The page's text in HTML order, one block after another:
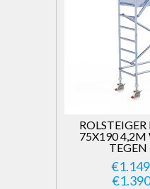
ROLSTEIGER
75X190 4,2M
TEGEN